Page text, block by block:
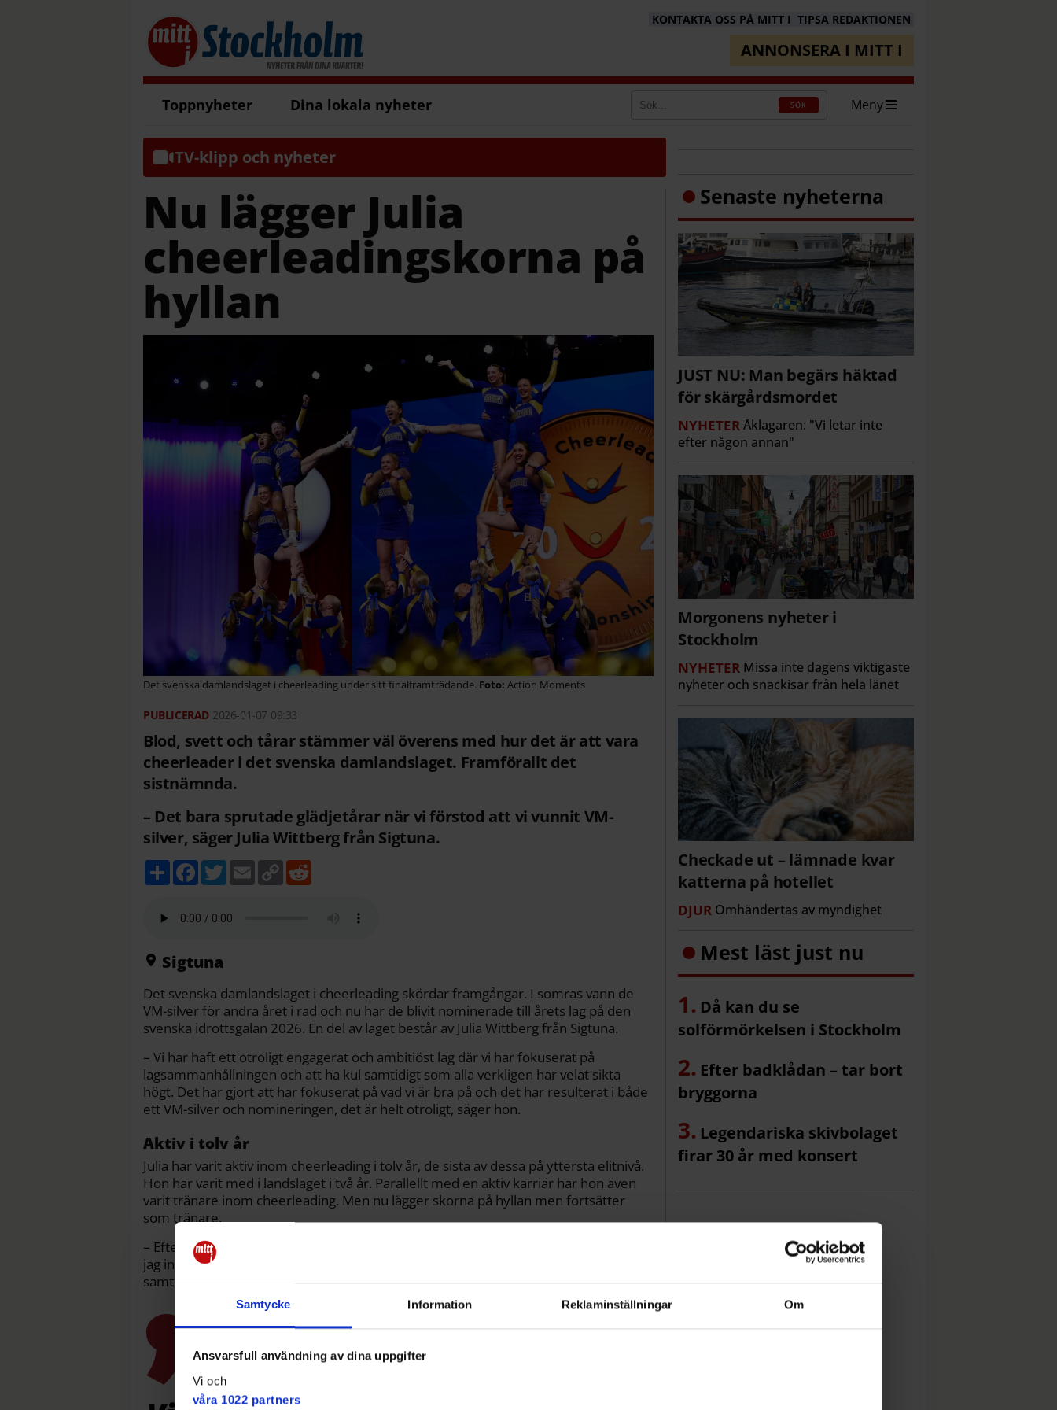
Samtycke Information Reklaminställningar Om
Ansvarsfull användning av dina uppgifter
Vi och
våra 1022 partners
KONTAKTA OSS PÅ MITT I TIPSA REDAKTIONEN
ANNONSERA I MITT I
Toppnyheter Dina lokala nyheter SÖK Meny
TV-klipp och nyheter
Nu lägger Julia
cheerleadingskorna på
hyllan
Det svenska damlandslaget i cheerleading under sitt finalframträdande. Action Moments
2026-01-07 09:33
Blod, svett och tårar stämmer väl överens med hur det är att vara
cheerleader i det svenska damlandslaget. Framförallt det
sistnämnda.
– Det bara sprutade glädjetårar när vi förstod att vi vunnit VM-
silver, säger Julia Wittberg från Sigtuna.
D
e
F
c
b
T
w
t
E
m
a
C
o
p
Sigtuna
Det svenska damlandslaget i cheerleading skördar framgångar. I somras vann de
VM-silver för andra året i rad och nu har de blivit nominerade till årets lag på den
svenska idrottsgalan 2026. En del av laget består av Julia Wittberg från Sigtuna.
– Vi har haft ett otroligt engagerat och ambitiöst lag där vi har fokuserat på
lagsammanhållningen och att ha kul samtidigt som alla verkligen har velat sikta
högt. Det har gjort att har fokuserat på vad vi är bra på och det har resulterat i både
ett VM-silver och nomineringen, det är helt otroligt, säger hon.
Aktiv i tolv år
Julia har varit aktiv inom cheerleading i tolv år, de sista av dessa på yttersta elitnivå.
Hon har varit med i landslaget i två år. Parallellt med en aktiv karriär har hon även
varit tränare inom cheerleading. Men nu lägger skorna på hyllan men fortsätter
som tränare.
– Efter att vår säsong tog slut kände jag att det var dags. På grund av mitt yrke kan
jag inte kombinera en så hög nivå av cheerleading när jag själv är aktiv och jobba
samtidigt. Men jag saknar det jättemycket redan.
Senaste nyheterna
JUST NU: Man begärs häktad
för skärgårdsmordet
NYHETERÅklagaren: "Vi letar inte
efter någon annan"
Morgonens nyheter i
Stockholm
NYHETER Missa inte dagens viktigaste
nyheter och snackisar från hela länet
Checkade ut – lämnade kvar
katterna på hotellet
DJUR Omhändertas av myndighet
Mest läst just nu
Då kan du se
solförmörkelsen i Stockholm
Efter badklådan – tar bort
bryggorna
Legendariska skivbolaget
firar 30 år med konsert